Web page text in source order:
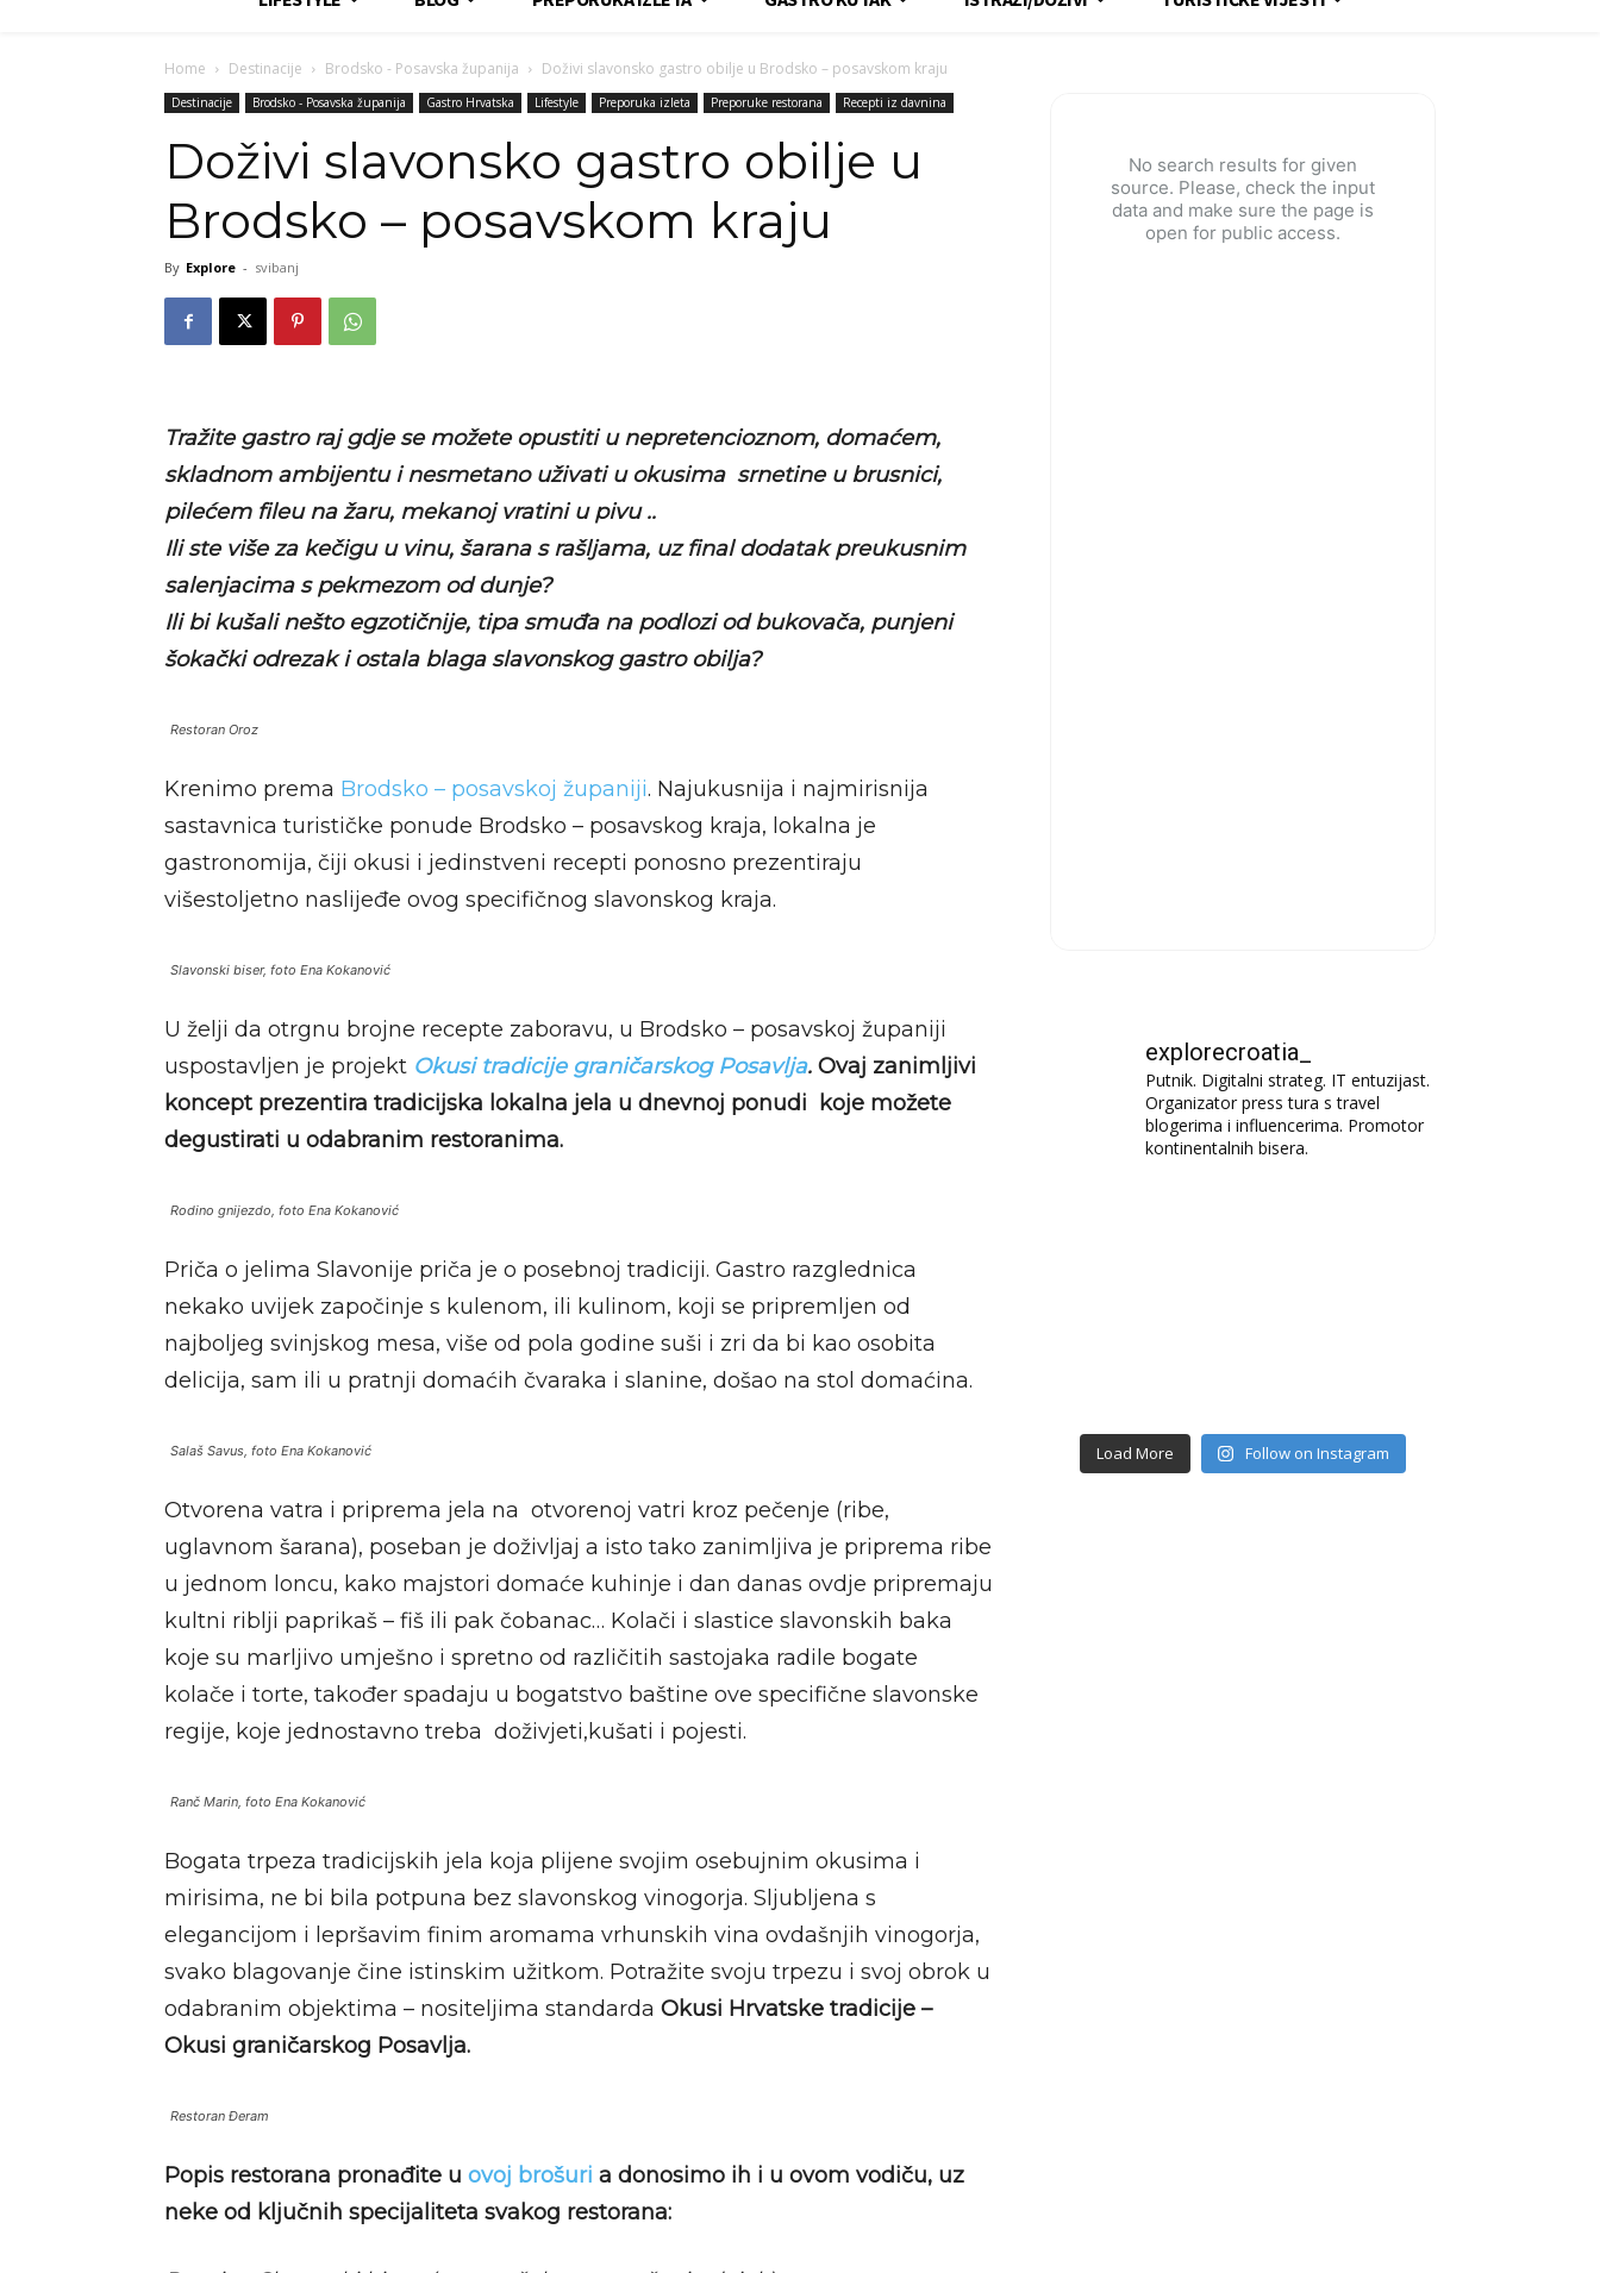
Home Destinacije Brodsko - Posavska županija Doživi slavonsko gastro obilje u Brodsko – posavskom kraju
Destinacije Brodsko - Posavska županija Gastro Hrvatska Lifestyle Preporuka izleta Preporuke restorana Recepti iz davnina
Doživi slavonsko gastro obilje u
Brodsko – posavskom kraju
By Explore - svibanj
Tražite gastro raj gdje se možete opustiti u nepretencioznom, domaćem,
skladnom ambijentu i nesmetano uživati u okusima srnetine u brusnici,
pilećem fileu na žaru, mekanoj vratini u pivu ..
Ili ste više za kečigu u vinu, šarana s rašljama, uz final dodatak preukusnim
salenjacima s pekmezom od dunje?
Ili bi kušali nešto egzotičnije, tipa smuđa na podlozi od bukovača, punjeni
šokački odrezak i ostala blaga slavonskog gastro obilja?
Restoran Oroz
Krenimo prema Brodsko – posavskoj županiji. Najukusnija i najmirisnija
sastavnica turističke ponude Brodsko – posavskog kraja, lokalna je
gastronomija, čiji okusi i jedinstveni recepti ponosno prezentiraju
višestoljetno naslijeđe ovog specifičnog slavonskog kraja.
Slavonski biser, foto Ena Kokanović
U želji da otrgnu brojne recepte zaboravu, u Brodsko – posavskoj županiji
uspostavljen je projekt Okusi tradicije graničarskog Posavlja. Ovaj zanimljivi
koncept prezentira tradicijska lokalna jela u dnevnoj ponudi koje možete
degustirati u odabranim restoranima.
Rodino gnijezdo, foto Ena Kokanović
Priča o jelima Slavonije priča je o posebnoj tradiciji. Gastro razglednica
nekako uvijek započinje s kulenom, ili kulinom, koji se pripremljen od
najboljeg svinjskog mesa, više od pola godine suši i zri da bi kao osobita
delicija, sam ili u pratnji domaćih čvaraka i slanine, došao na stol domaćina.
Salaš Savus, foto Ena Kokanović
Otvorena vatra i priprema jela na otvorenoj vatri kroz pečenje (ribe,
uglavnom šarana), poseban je doživljaj a isto tako zanimljiva je priprema ribe
u jednom loncu, kako majstori domaće kuhinje i dan danas ovdje pripremaju
kultni riblji paprikaš – fiš ili pak čobanac… Kolači i slastice slavonskih baka
koje su marljivo umješno i spretno od različitih sastojaka radile bogate
kolače i torte, također spadaju u bogatstvo baštine ove specifične slavonske
regije, koje jednostavno treba doživjeti,kušati i pojesti.
Ranč Marin, foto Ena Kokanović
Bogata trpeza tradicijskih jela koja plijene svojim osebujnim okusima i
mirisima, ne bi bila potpuna bez slavonskog vinogorja. Sljubljena s
elegancijom i lepršavim finim aromama vrhunskih vina ovdašnjih vinogorja,
svako blagovanje čine istinskim užitkom. Potražite svoju trpezu i svoj obrok u
odabranim objektima – nositeljima standarda Okusi Hrvatske tradicije –
Okusi graničarskog Posavlja.
Restoran Đeram
Popis restorana pronađite u ovoj brošuri a donosimo ih i u ovom vodiču, uz
neke od ključnih specijaliteta svakog restorana:
No search results for given
source. Please, check the input
data and make sure the page is
open for public access.
explorecroatia_
Putnik. Digitalni strateg. IT entuzijast.
Organizator press tura s travel
blogerima i influencerima. Promotor
kontinentalnih bisera.
Load More Follow on Instagram